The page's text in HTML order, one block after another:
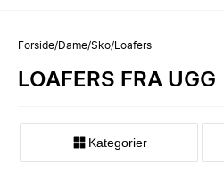
Forside/Dame/Sko/ Loafers
LOAFERS FRA UGG
Kategorier